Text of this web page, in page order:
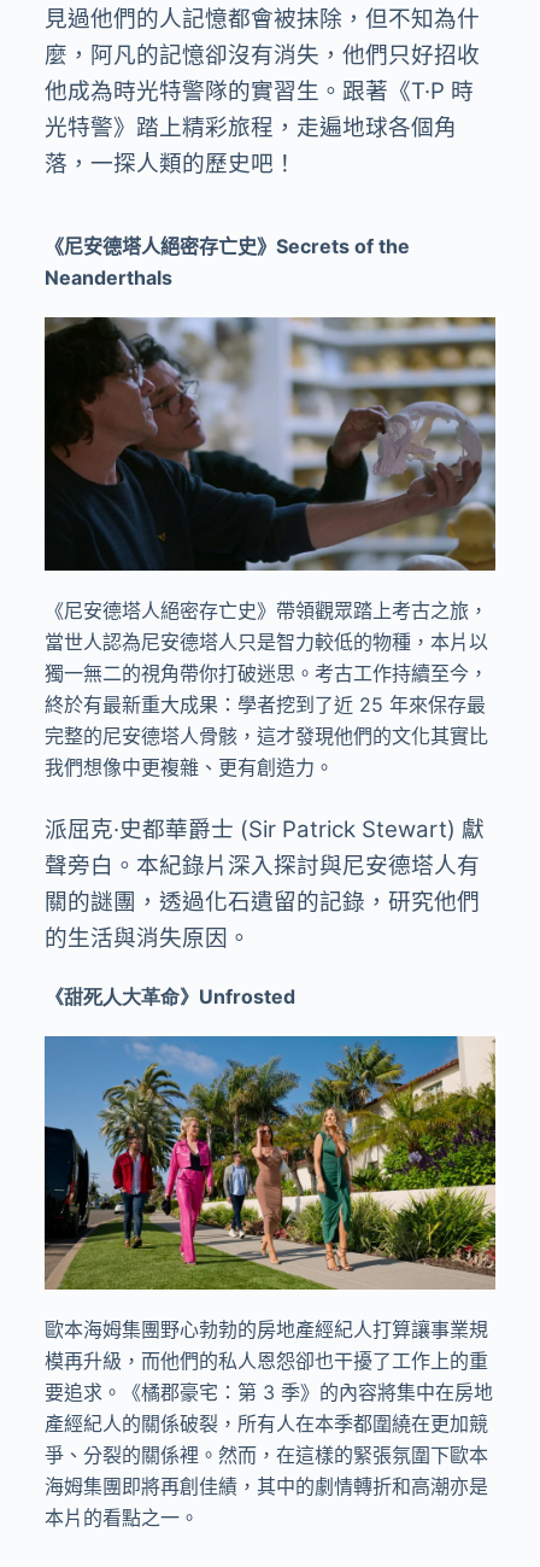
見過他們的人記憶都會被抹除，但不知為什
麼，阿凡的記憶卻沒有消失，他們只好招收
他成為時光特警隊的實習生。跟著《T·P 時
光特警》踏上精彩旅程，走遍地球各個角
落，一探人類的歷史吧！
《尼安德塔人絕密存亡史》Secrets of the
Neanderthals
《尼安德塔人絕密存亡史》帶領觀眾踏上考古之旅，
當世人認為尼安德塔人只是智力較低的物種，本片以
獨一無二的視角帶你打破迷思。考古工作持續至今，
終於有最新重大成果：學者挖到了近 25 年來保存最
完整的尼安德塔人骨骸，這才發現他們的文化其實比
我們想像中更複雜、更有創造力。
派屈克·史都華爵士 (Sir Patrick Stewart) 獻
聲旁白。本紀錄片深入探討與尼安德塔人有
關的謎團，透過化石遺留的記錄，研究他們
的生活與消失原因。
《甜死人大革命》Unfrosted
歐本海姆集團野心勃勃的房地產經紀人打算讓事業規
模再升級，而他們的私人恩怨卻也干擾了工作上的重
要追求。《橘郡豪宅：第 3 季》的內容將集中在房地
產經紀人的關係破裂，所有人在本季都圍繞在更加競
爭、分裂的關係裡。然而，在這樣的緊張氛圍下歐本
海姆集團即將再創佳績，其中的劇情轉折和高潮亦是
本片的看點之一。